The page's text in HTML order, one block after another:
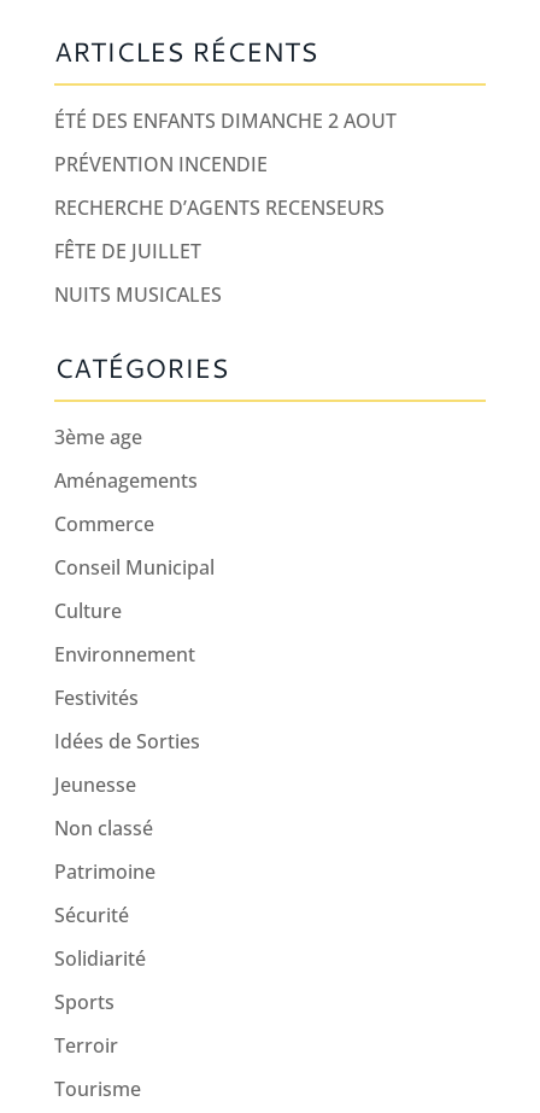
ARTICLES RÉCENTS
ÉTÉ DES ENFANTS DIMANCHE 2 AOUT
PRÉVENTION INCENDIE
RECHERCHE D’AGENTS RECENSEURS
FÊTE DE JUILLET
NUITS MUSICALES
CATÉGORIES
3ème age
Aménagements
Commerce
Conseil Municipal
Culture
Environnement
Festivités
Idées de Sorties
Jeunesse
Non classé
Patrimoine
Sécurité
Solidiarité
Sports
Terroir
Tourisme